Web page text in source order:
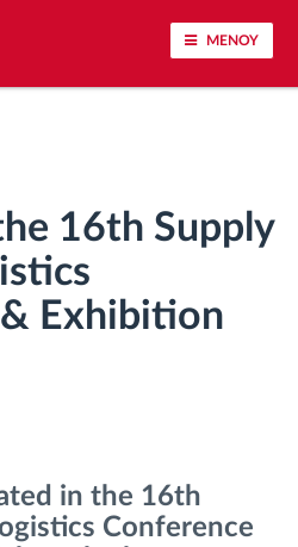
ΜΕΝΟΥ
χρόνου οδήγησης
δυναμικού
απόσταση
16th Supply
Exhibition
in the 16th
Conference